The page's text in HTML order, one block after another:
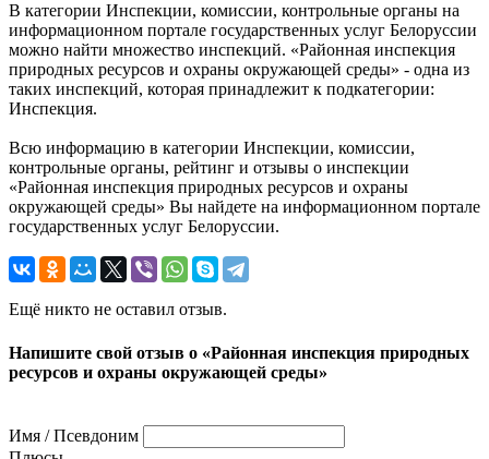
В категории Инспекции, комиссии, контрольные органы на
информационном портале государственных услуг Белоруссии
можно найти множество инспекций. «Районная инспекция
природных ресурсов и охраны окружающей среды» - одна из
таких инспекций, которая принадлежит к подкатегории:
Инспекция.
Всю информацию в категории Инспекции, комиссии,
контрольные органы, рейтинг и отзывы о инспекции
«Районная инспекция природных ресурсов и охраны
окружающей среды» Вы найдете на информационном портале
государственных услуг Белоруссии.
Ещё никто не оставил отзыв.
Напишите свой отзыв о «Районная инспекция природных
ресурсов и охраны окружающей среды»
Имя / Псевдоним